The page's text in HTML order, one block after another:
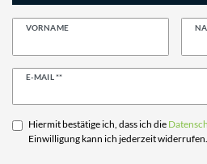
VORNAME
E-MAIL **
Newsletter
Hiermit bestätige ich, dass ich die
Einwilligung kann ich jederzeit